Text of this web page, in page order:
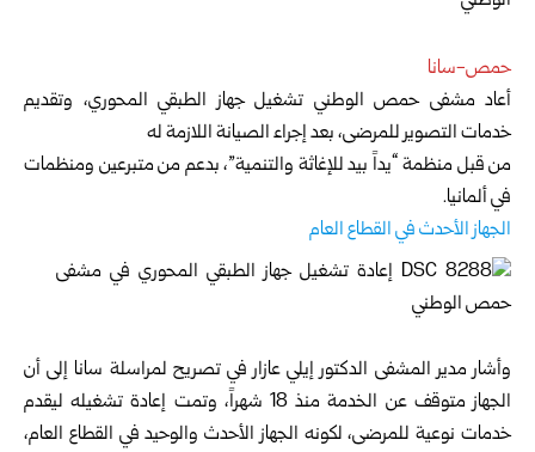
حمص-سانا
أعاد مشفى حمص الوطني تشغيل جهاز الطبقي المحوري، وتقديم
خدمات التصوير للمرضى، بعد إجراء الصيانة اللازمة له
من قبل منظمة “يداً بيد للإغاثة والتنمية”، بدعم من متبرعين ومنظمات
في ألمانيا.
الجهاز الأحدث في القطاع العام
وأشار مدير المشفى الدكتور إيلي عازار في تصريح لمراسلة سانا إلى أن
الجهاز متوقف عن الخدمة منذ 18 شهراً، وتمت إعادة تشغيله ليقدم
خدمات نوعية للمرضى، لكونه الجهاز الأحدث والوحيد في القطاع العام،